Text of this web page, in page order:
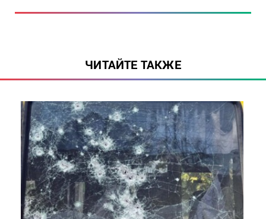
ЧИТАЙТЕ ТАКЖЕ